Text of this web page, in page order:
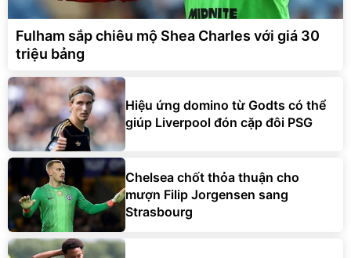
Fulham sắp chiêu mộ Shea Charles với giá 30
triệu bảng
Hiệu ứng domino từ Godts có thể
giúp Liverpool đón cặp đôi PSG
Chelsea chốt thỏa thuận cho
mượn Filip Jorgensen sang
Strasbourg